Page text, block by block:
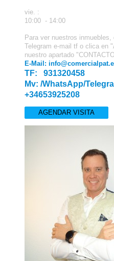
vie. :
10:00 - 14:00
Para ver nuestros
Telegram e-mail tf o clica en
nuestro apartado
E-Mail:
TF: 931320458
Mv: /WhatsApp/
+34653925208
AGENDAR VISITA